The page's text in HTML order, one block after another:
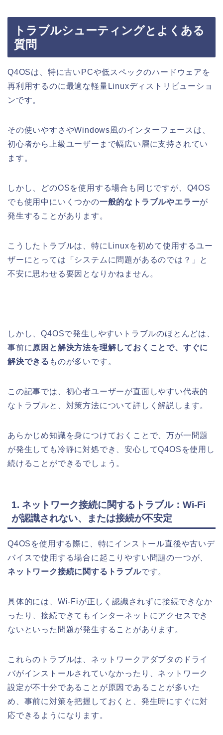
トラブルシューティングとよくある
質問
Q4OSは、特に古いPCや低スペックのハードウェアを
再利用するのに最適な軽量Linuxディストリビューショ
ンです。
その使いやすさやWindows風のインターフェースは、
初心者から上級ユーザーまで幅広い層に支持されてい
ます。
しかし、どのOSを使用する場合も同じですが、Q4OS
でも使用中にいくつかの一般的なトラブルやエラーが
発生することがあります。
こうしたトラブルは、特にLinuxを初めて使用するユー
ザーにとっては「システムに問題があるのでは？」と
不安に思わせる要因となりかねません。
しかし、Q4OSで発生しやすいトラブルのほとんどは、
事前に 原因と解決方法を理解しておくことで、すぐに
解決できる ものが多いです。
この記事では、初心者ユーザーが直面しやすい代表的
なトラブルと、対策方法について詳しく解説します。
あらかじめ知識を身につけておくことで、万が一問題
が発生しても冷静に対処でき、安心してQ4OSを使用し
続けることができるでしょう。
1. ネットワーク接続に関するトラブル：Wi-Fi
が認識されない、または接続が不安定
Q4OSを使用する際に、特にインストール直後や古いデ
バイスで使用する場合に起こりやすい問題の一つが、
ネットワーク接続に関するトラブルです。
具体的には、Wi-Fiが正しく認識されずに接続できなか
ったり、接続できてもインターネットにアクセスでき
ないといった問題が発生することがあります。
これらのトラブルは、ネットワークアダプタのドライ
バがインストールされていなかったり、ネットワーク
設定が不十分であることが原因であることが多いた
め、事前に対策を把握しておくと、発生時にすぐに対
応できるようになります。